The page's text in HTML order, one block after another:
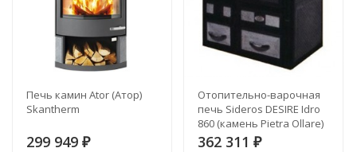
Печь камин Ator (Атор)
Skantherm
299 949 ₽
Отопительно-варочная
печь Sideros DESIRE Idro
860 (камень Pietra Ollare)
362 311 ₽